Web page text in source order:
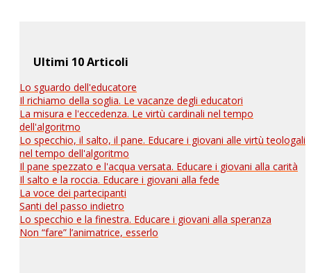
Ultimi 10 Articoli
Lo sguardo dell'educatore
Il richiamo della soglia. Le vacanze degli educatori
La misura e l'eccedenza. Le virtù cardinali nel tempo
dell'algoritmo
Lo specchio, il salto, il pane. Educare i giovani alle virtù teologali
nel tempo dell'algoritmo
Il pane spezzato e l'acqua versata. Educare i giovani alla carità
Il salto e la roccia. Educare i giovani alla fede
La voce dei partecipanti
Santi del passo indietro
Lo specchio e la finestra. Educare i giovani alla speranza
Non “fare” l’animatrice, esserlo